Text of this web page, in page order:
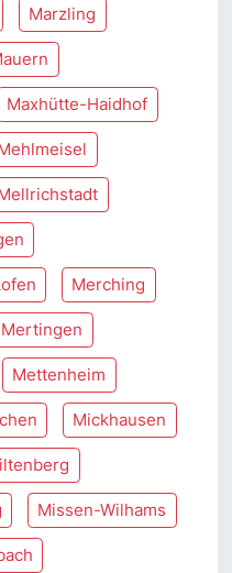
Marzling
Maxhütte-Haidhof
Merching
Mertingen
Mettenheim
Mickhausen
Missen-Wilhams